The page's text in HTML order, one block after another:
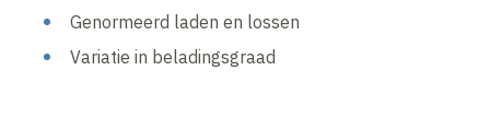
Genormeerd laden en lossen
Variatie in beladingsgraad